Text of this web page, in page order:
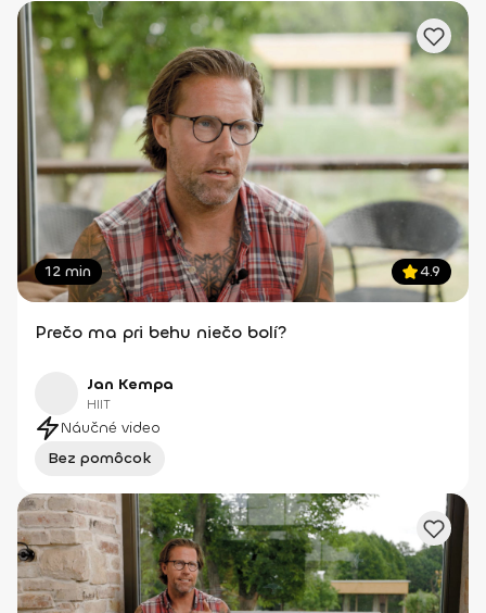
12 min 4.9
Prečo ma pri behu niečo bolí?
Jan Kempa
HIIT
Náučné video
Bez pomôcok